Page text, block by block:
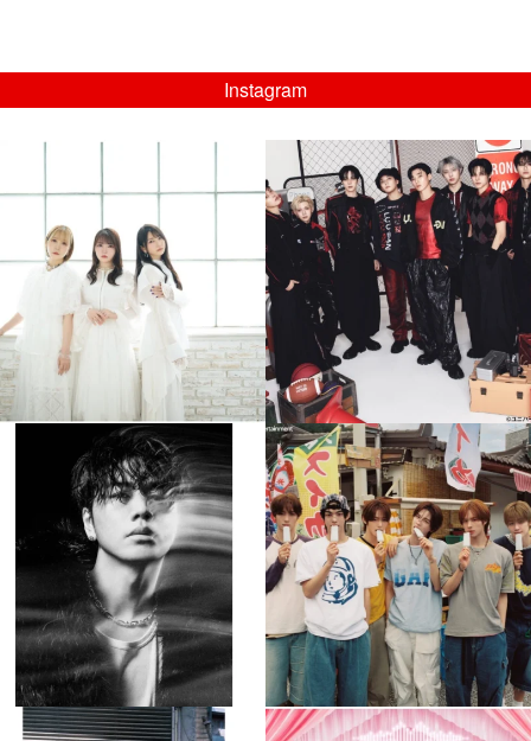
Instagram
...
8月 4
4 0
musicjapantv
💡08/05(水)23:00特番放送！
...
8月 4
4 0
musicjapantv
💡8月特番放送決定！
...
8月 4
305 0
musicjapantv
💡8月特番放送決定！
...
8月 4
5 0
musicjapantv musicjapantv